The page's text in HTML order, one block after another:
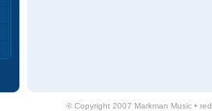
© Copyright 2007 Markman Music •